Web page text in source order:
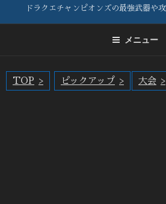
ドラクエチャンピオンズの最強武器や
メニュー
TOP ピックアップ 大会